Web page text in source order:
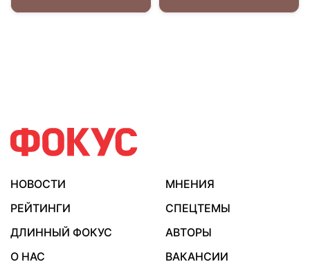
НОВОСТИ
МНЕНИЯ
РЕЙТИНГИ
СПЕЦТЕМЫ
ДЛИННЫЙ ФОКУС
АВТОРЫ
О НАС
ВАКАНСИИ